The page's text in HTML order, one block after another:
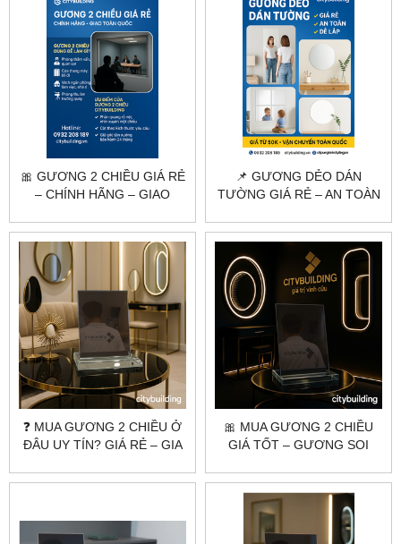
🎀 GƯƠNG 2 CHIỀU GIÁ RẺ
– CHÍNH HÃNG – GIAO
CITYBUILDING
📌 GƯƠNG DẺO DÁN
TƯỜNG GIÁ RẺ – AN TOÀN
❓ MUA GƯƠNG 2 CHIỀU Ở
ĐÂU UY TÍN? GIÁ RẺ – GIA
🎀 MUA GƯƠNG 2 CHIỀU
GIÁ TỐT – GƯƠNG SOI
YÊU CẦU